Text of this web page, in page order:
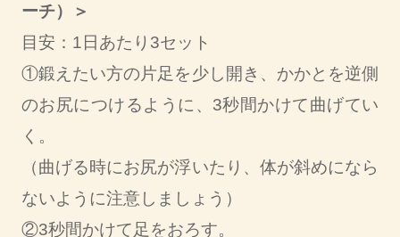
ーチ）＞
目安：1日あたり3セット
①鍛えたい方の片足を少し開き、かかとを逆側
のお尻につけるように、3秒間かけて曲げてい
く。
（曲げる時にお尻が浮いたり、体が斜めになら
ないように注意しましょう）
②3秒間かけて足をおろす。